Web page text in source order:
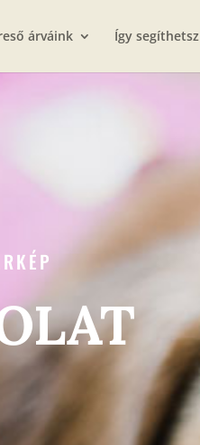
árváink Így segíthetsz